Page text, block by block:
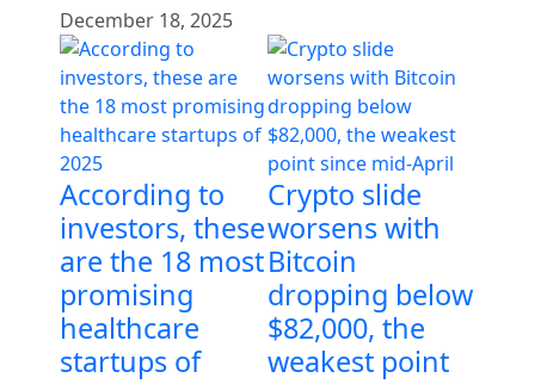
December 18, 2025
According to
investors, these
are the 18 most
promising
healthcare
startups of
Crypto slide
worsens with
Bitcoin
dropping below
$82,000, the
weakest point